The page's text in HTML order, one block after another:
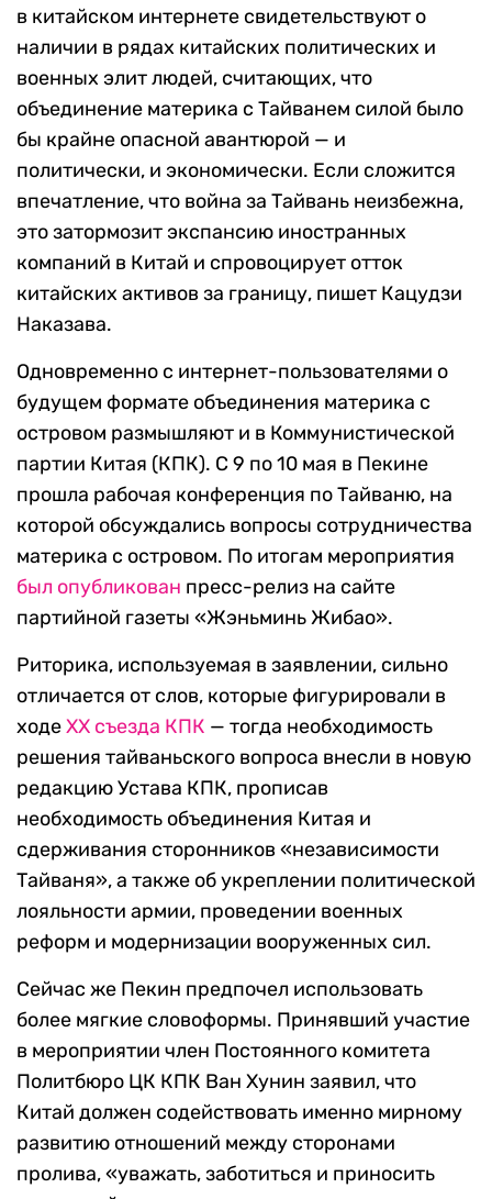
в китайском интернете свидетельствуют о
наличии в рядах китайских политических и
военных элит людей, считающих, что
объединение материка с Тайванем силой было
бы крайне опасной авантюрой — и
политически, и экономически. Если сложится
впечатление, что война за Тайвань неизбежна,
это затормозит экспансию иностранных
компаний в Китай и спровоцирует отток
китайских активов за границу, пишет Кацудзи
Наказава.
Одновременно с интернет-пользователями о
будущем формате объединения материка с
островом размышляют и в Коммунистической
партии Китая (КПК). С 9 по 10 мая в Пекине
прошла рабочая конференция по Тайваню, на
которой обсуждались вопросы сотрудничества
материка с островом. По итогам мероприятия
был опубликован пресс-релиз на сайте
партийной газеты «Жэньминь Жибао».
Риторика, используемая в заявлении, сильно
отличается от слов, которые фигурировали в
ходеXX съезда КПК — тогда необходимость
решения тайваньского вопроса внесли в новую
редакцию Устава КПК, прописав
необходимость объединения Китая и
сдерживания сторонников «независимости
Тайваня», а также об укреплении политической
лояльности армии, проведении военных
реформ и модернизации вооруженных сил.
Сейчас же Пекин предпочел использовать
более мягкие словоформы. Принявший участие
в мероприятии член Постоянного комитета
Политбюро ЦК КПК Ван Хунин заявил, что
Китай должен содействовать именно мирному
развитию отношений между сторонами
пролива, «уважать, заботиться и приносить